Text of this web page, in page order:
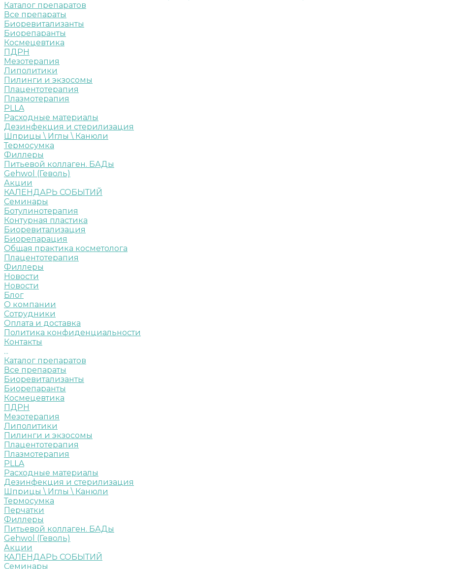
Каталог препаратов
Все препараты
Биоревитализанты
Биорепаранты
Космецевтика
ПДРН
Мезотерапия
Липолитики
Пилинги и экзосомы
Плацентотерапия
Плазмотерапия
PLLA
Расходные материалы
Дезинфекция и стерилизация
Шприцы \ Иглы \ Канюли
Термосумка
Филлеры
Питьевой коллаген. БАДы
Gehwol (Геволь)
Акции
КАЛЕНДАРЬ СОБЫТИЙ
Семинары
Ботулинотерапия
Контурная пластика
Биоревитализация
Биорепарация
Общая практика косметолога
Плацентотерапия
Филлеры
Новости
Новости
Блог
О компании
Сотрудники
Оплата и доставка
Политика конфиденциальности
Контакты
...
Каталог препаратов
Все препараты
Биоревитализанты
Биорепаранты
Космецевтика
ПДРН
Мезотерапия
Липолитики
Пилинги и экзосомы
Плацентотерапия
Плазмотерапия
PLLA
Расходные материалы
Дезинфекция и стерилизация
Шприцы \ Иглы \ Канюли
Термосумка
Перчатки
Филлеры
Питьевой коллаген. БАДы
Gehwol (Геволь)
Акции
КАЛЕНДАРЬ СОБЫТИЙ
Семинары